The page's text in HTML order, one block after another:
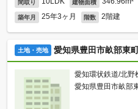
間取り 建物面積
築年月 25年3ヶ月 階数 2階建
土地・売地 愛知県豊田市畝部東
愛知環状鉄道/北野
愛知県豊田市畝部